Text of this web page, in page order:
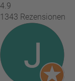
4.9
1343 Rezensionen